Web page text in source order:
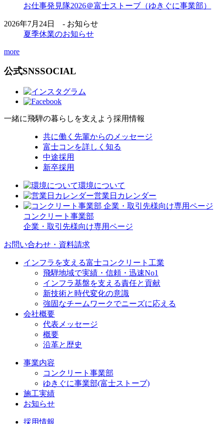
お仕事発見隊2026＠富士ストーブ（ゆきぐに事業部）
2026年7月24日 - お知らせ
夏季休業のお知らせ
more
公式SNSSOCIAL
一緒に飛騨の暮らしを支えよう 採用情報
共に働く先輩からのメッセージ
富士コンを詳しく知る
中途採用
新卒採用
環境について
営業日カレンダー
コンクリート事業部
企業・取引先様向け専用ページ
お問い合わせ・資料請求
インフラを支える富士コンクリート工業
飛騨地域で実績・信頼・迅速No1
インフラ基盤を支える責任と貢献
新技術と時代変化の意識
強固なチームワークでニーズに応える
会社概要
代表メッセージ
概要
沿革と歴史
事業内容
コンクリート事業部
ゆきぐに事業部(富士ストーブ)
施工実績
お知らせ
採用情報